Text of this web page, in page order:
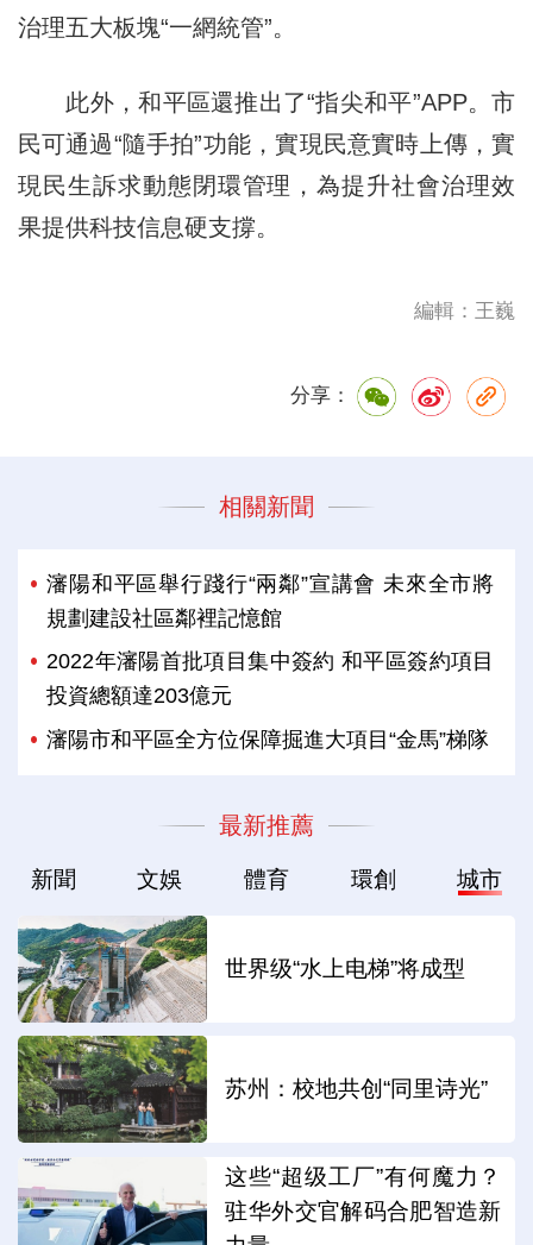
治理五大板塊“一網統管”。
此外，和平區還推出了“指尖和平”APP。市
民可通過“隨手拍”功能，實現民意實時上傳，實
現民生訴求動態閉環管理，為提升社會治理效
果提供科技信息硬支撐。
編輯：王巍
分享：
相關新聞
瀋陽和平區舉行踐行“兩鄰”宣講會 未來全市將
規劃建設社區鄰裡記憶館
2022年瀋陽首批項目集中簽約 和平區簽約項目
投資總額達203億元
瀋陽市和平區全方位保障掘進大項目“金馬”梯隊
最新推薦
新聞 文娛 體育 環創 城市
世界级“水上电梯”将成型
苏州：校地共创“同里诗光”
这些“超级工厂”有何魔力？
驻华外交官解码合肥智造新